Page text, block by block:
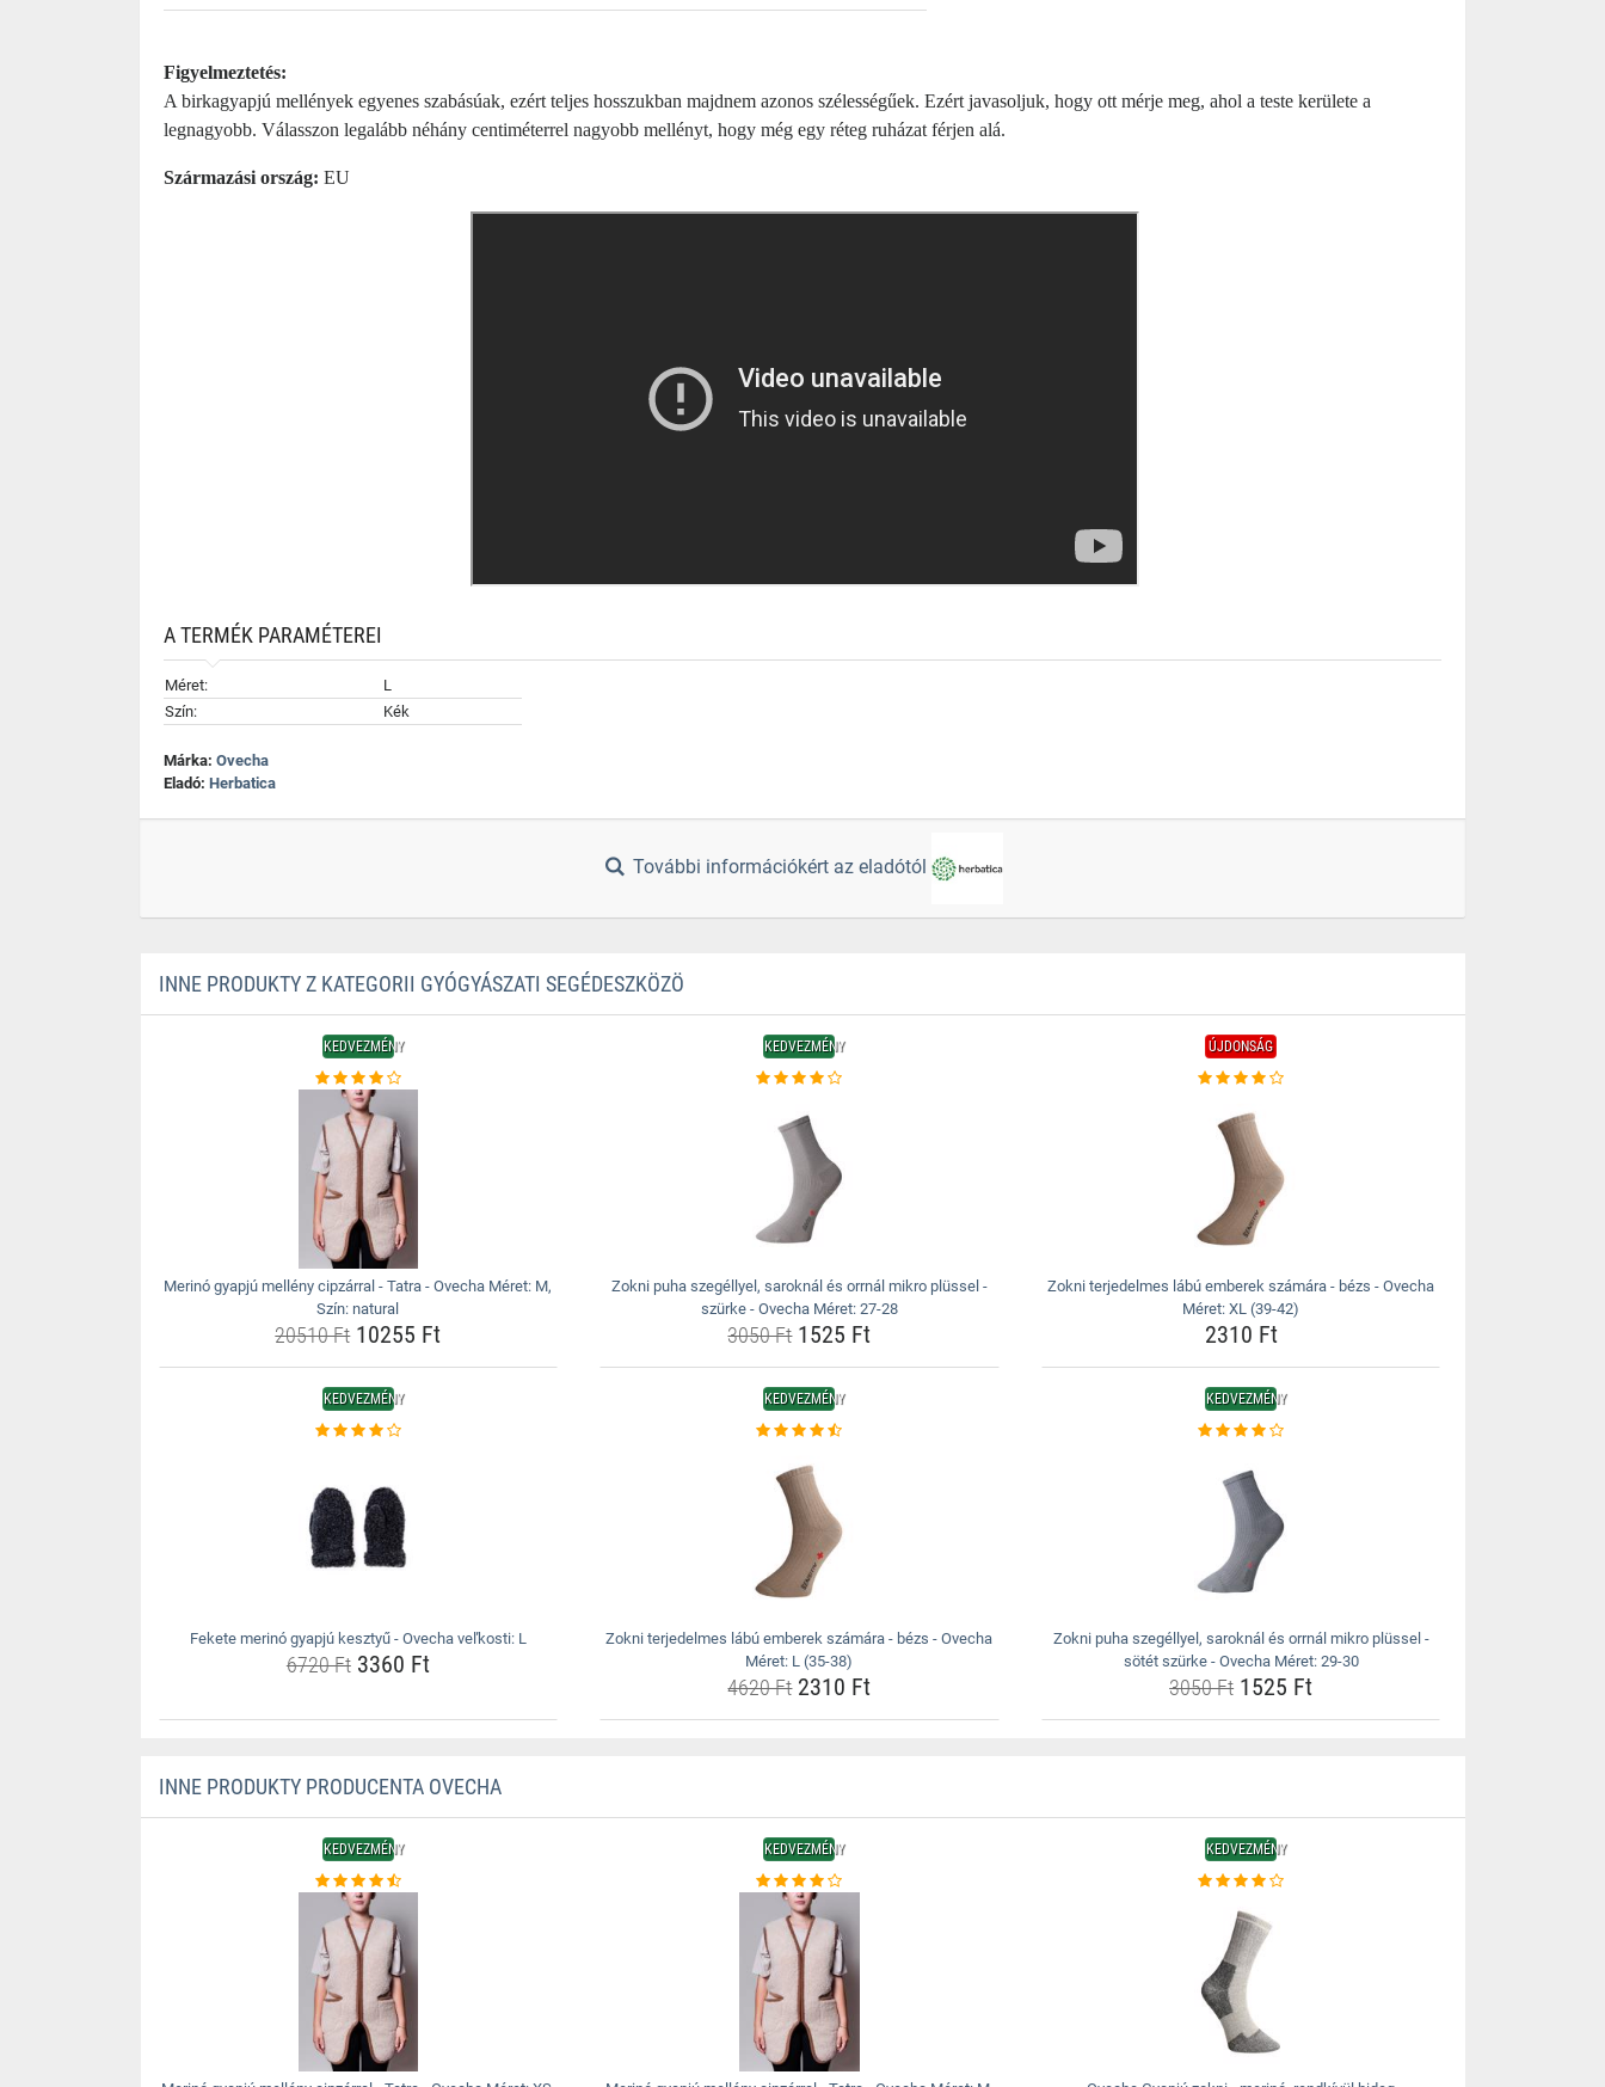
Figyelmeztetés:
A birkagyapjú mellények egyenes szabásúak, ezért teljes hosszukban majdnem azonos szélességűek. Ezért javasoljuk, hogy ott mérje meg, ahol a teste kerülete a
legnagyobb. Válasszon legalább néhány centiméterrel nagyobb mellényt, hogy még egy réteg ruházat férjen alá.
Származási ország: EU
A TERMÉK PARAMÉTEREI
Méret:
L
Szín:
Kék
Márka: Ovecha
Eladó: Herbatica
További információkért az eladótól
INNE PRODUKTY Z KATEGORII GYÓGYÁSZATI SEGÉDESZKÖZÖ
KEDVEZMÉNY
Merinó gyapjú mellény cipzárral - Tatra - Ovecha Méret: M,
Szín: natural
20510 Ft10255 Ft
KEDVEZMÉNY
Zokni puha szegéllyel, saroknál és orrnál mikro plüssel -
szürke - Ovecha Méret: 27-28
3050 Ft1525 Ft
ÚJDONSÁG
Zokni terjedelmes lábú emberek számára - bézs - Ovecha
Méret: XL (39-42)
2310 Ft
KEDVEZMÉNY
Fekete merinó gyapjú kesztyű - Ovecha veľkosti: L
6720 Ft3360 Ft
KEDVEZMÉNY
Zokni terjedelmes lábú emberek számára - bézs - Ovecha
Méret: L (35-38)
4620 Ft2310 Ft
KEDVEZMÉNY
Zokni puha szegéllyel, saroknál és orrnál mikro plüssel -
sötét szürke - Ovecha Méret: 29-30
3050 Ft 1525 Ft
INNE PRODUKTY PRODUCENTA OVECHA
KEDVEZMÉNY KEDVEZMÉNY KEDVEZMÉNY